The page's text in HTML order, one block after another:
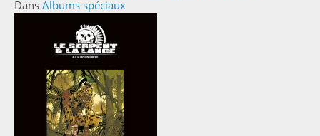
Dans Albums spéciaux